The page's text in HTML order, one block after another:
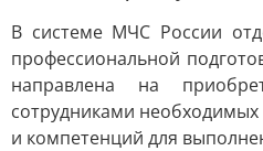
В системе МЧС России
профессиональной
направлена на
сотрудниками
и компетенций для